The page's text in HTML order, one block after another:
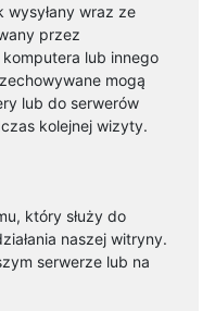
wysyłany wraz ze
przez
lub innego
mogą
lub do serwerów
kolejnej wizyty.
który służy do
naszej witryny.
serwerze lub na